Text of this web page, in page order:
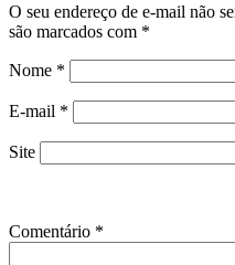
O seu endereço de e-mail não
são marcados com *
Nome *
E-mail *
Site
Comentário *